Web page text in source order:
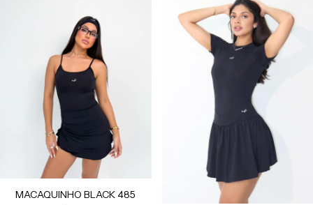
MACAQUINHO BLACK 485